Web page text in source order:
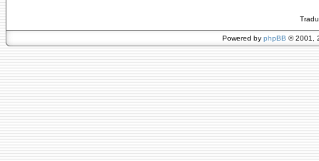
Powered by phpBB © 2001,